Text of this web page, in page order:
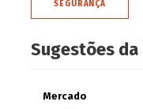
SEGURANÇA
Sugestões da
Mercado